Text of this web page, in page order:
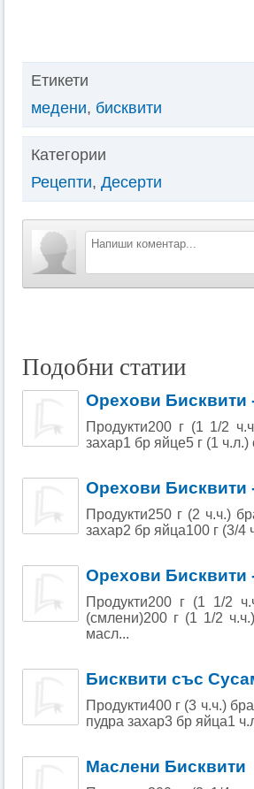
Етикети
медени, бисквити
Категории
Рецепти, Десерти
Подобни статии
Орехови Бисквити
Продукти200 г (1 1/2
захар1 бр яйце5 г (1
Орехови Бисквити
Продукти250 г (2 ч.ч.)
захар2 бр яйца100 г (3/4
Орехови Бисквити
Продукти200 г (1 1/2
(смлени)200 г (1 1/2
масл...
Бисквити със
Продукти400 г (3 ч.ч.)
пудра захар3 бр яйца1
Маслени Бисквити